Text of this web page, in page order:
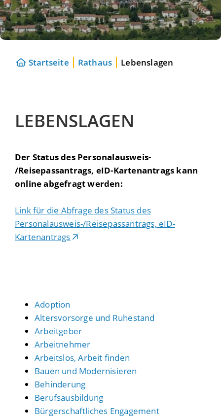
Startseite Rathaus Lebenslagen
LEBENSLAGEN
Der Status des Personalausweis-
/Reisepassantrags, eID-Kartenantrags kann
online abgefragt werden:
Link für die Abfrage des Status des
Personalausweis-/Reisepassantrags, eID-
Kartenantrags
Adoption
Altersvorsorge und Ruhestand
Arbeitgeber
Arbeitnehmer
Arbeitslos, Arbeit finden
Bauen und Modernisieren
Behinderung
Berufsausbildung
Bürgerschaftliches Engagement